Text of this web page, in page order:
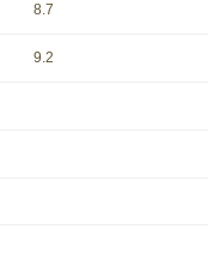
8.7
9.2